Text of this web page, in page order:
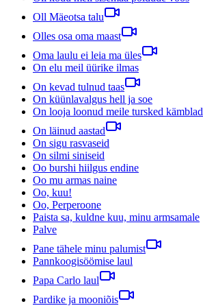
Oll Mäeotsa talu
Olles osa oma maast
Oma laulu ei leia ma üles
On elu meil üürike ilmas
On kevad tulnud taas
On küünlavalgus hell ja soe
On looja loonud meile tursked kämblad
On läinud aastad
On sigu rasvaseid
On silmi siniseid
Oo burshi hiilgus endine
Oo mu armas naine
Oo, kuu!
Oo, Perperoone
Paista sa, kuldne kuu, minu armsamale
Palve
Pane tähele minu palumist
Pannkoogisöömise laul
Papa Carlo laul
Pardike ja mooniõis